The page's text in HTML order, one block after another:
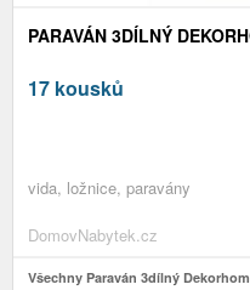
PARAVÁN 3DÍLNÝ
17 kousků
vida, ložnice, paravány
DomovNabytek.cz
Všechny Paraván 3dílný